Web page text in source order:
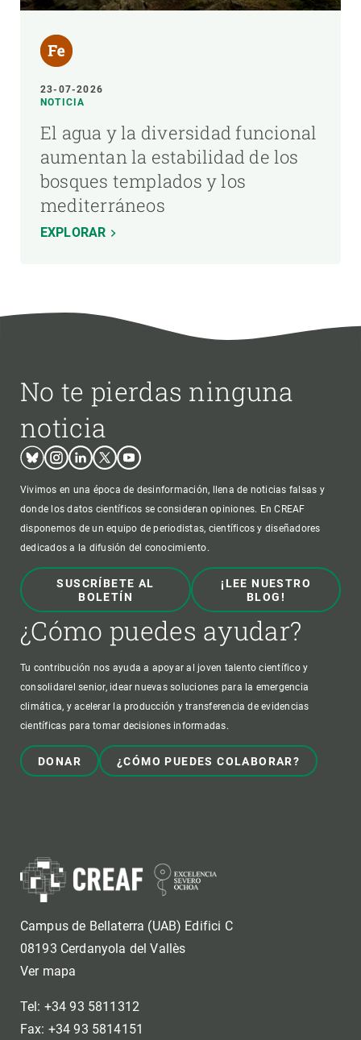
23-07-2026
NOTICIA
El agua y la diversidad funcional
aumentan la estabilidad de los
bosques templados y los
mediterráneos
EXPLORAR
No te pierdas ninguna
noticia
BlueskyInstagram
LinkedinTwitterYoutube
Vivimos en una época de desinformación, llena de noticias falsas y
donde los datos científicos se consideran opiniones. En CREAF
disponemos de un equipo de periodistas, científicos y diseñadores
dedicados a la difusión del conocimiento.
SUSCRÍBETE AL
BOLETÍN
¡LEE NUESTRO
BLOG!
¿Cómo puedes ayudar?
Tu contribución nos ayuda a apoyar al joven talento científico y
consolidarel senior, idear nuevas soluciones para la emergencia
climática, y acelerar la producción y transferencia de evidencias
científicas para tomar decisiones informadas.
DONAR ¿CÓMO PUEDES COLABORAR?
Campus de Bellaterra (UAB) Edifici C
08193 Cerdanyola del Vallès
Ver mapa
Tel: +34 93 5811312
Fax: +34 93 5814151